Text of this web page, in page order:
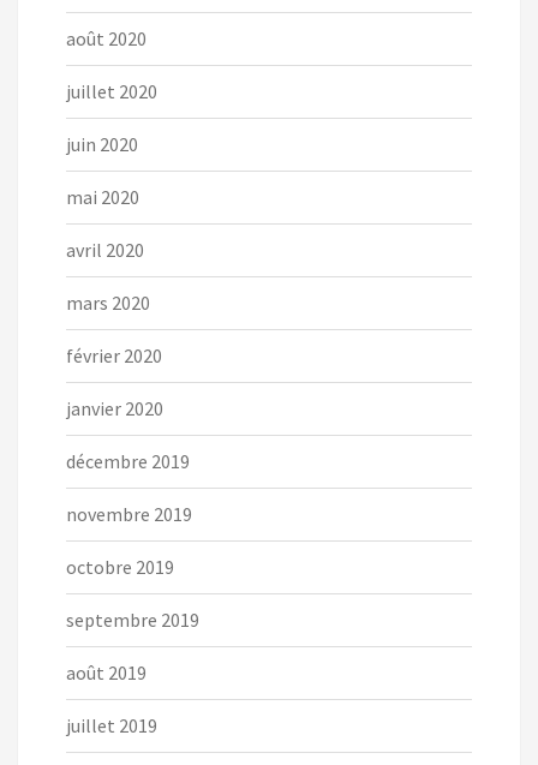
août 2020
juillet 2020
juin 2020
mai 2020
avril 2020
mars 2020
février 2020
janvier 2020
décembre 2019
novembre 2019
octobre 2019
septembre 2019
août 2019
juillet 2019